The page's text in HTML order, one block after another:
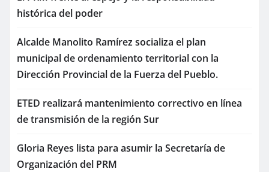
histórica del poder
Alcalde Manolito Ramírez socializa el plan
municipal de ordenamiento territorial con la
Dirección Provincial de la Fuerza del Pueblo.
ETED realizará mantenimiento correctivo en línea
de transmisión de la región Sur
Gloria Reyes lista para asumir la Secretaría de
Organización del PRM